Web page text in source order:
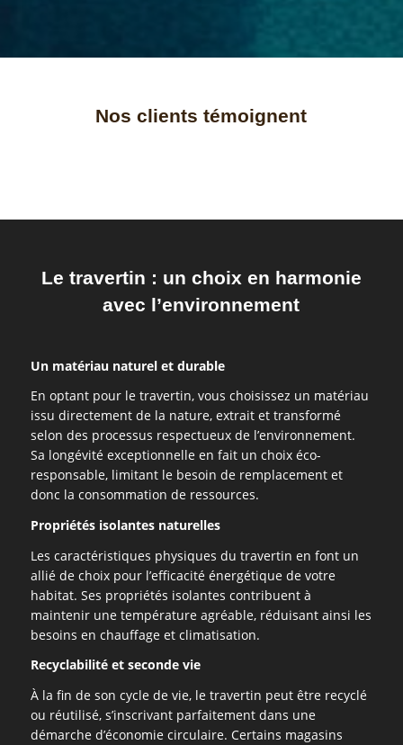
Nos clients témoignent
Le travertin : un choix en harmonie
avec l’environnement
Un matériau naturel et durable
En optant pour le travertin, vous choisissez un matériau
issu directement de la nature, extrait et transformé
selon des processus respectueux de l’environnement.
Sa longévité exceptionnelle en fait un choix éco-
responsable, limitant le besoin de remplacement et
donc la consommation de ressources.
Propriétés isolantes naturelles
Les caractéristiques physiques du travertin en font un
allié de choix pour l’efficacité énergétique de votre
habitat. Ses propriétés isolantes contribuent à
maintenir une température agréable, réduisant ainsi les
besoins en chauffage et climatisation.
Recyclabilité et seconde vie
À la fin de son cycle de vie, le travertin peut être recyclé
ou réutilisé, s’inscrivant parfaitement dans une
démarche d’économie circulaire. Certains magasins